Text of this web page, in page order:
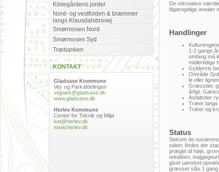
Kildegårdens jorder
Nord- og vestfolden & bræmmer
langs Klausdalsbrovej
Smørmosen Nord
Smørmosen Syd
Træbanken
KONTAKT
Gladsaxe Kommune
Vej- og Parkafdelingen
vejpark@gladsaxe.dk
www.gladsaxe.dk
Herlev Kommune
Center for Teknik og Miljø
ket@herlev.dk
www.herlev.dk
De rekreative
tilgængelige arealer
Handlinger
1-2 gange
omfang må
midlertidige
Gyldenris
Område Syd
le eller
Græsstier,
årligt.
Asfaltstier
Træer langs
Træer og
Status
Selvom de
siden, findes der
præget af høje,
orkidéen,
givet uønsket
græsset slås 1 gang